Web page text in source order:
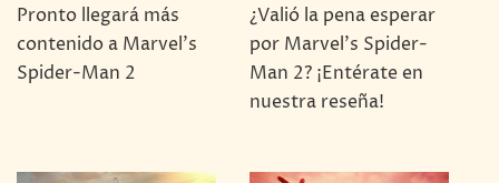
Pronto llegará más
contenido a Marvel's
Spider-Man 2
¿Valió la pena esperar
por Marvel's Spider-
Man 2? ¡Entérate en
nuestra reseña!